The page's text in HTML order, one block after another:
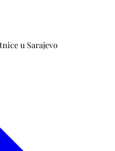
u Sarajevo